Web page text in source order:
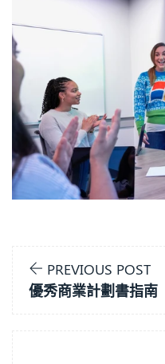
PREVIOUS POST
優秀商業計劃書指南